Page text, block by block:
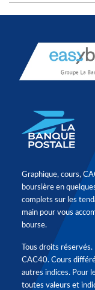
Graphique, cours,
boursière en
complets sur les
main pour vous
bourse.
Tous droits
CAC40. Cours
autres indices. Pour
toutes valeurs et